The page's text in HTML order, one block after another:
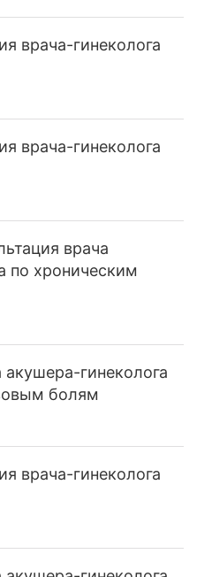
врача-гинеколога
врача-гинеколога
врача
по хроническим
акушера-гинеколога
болям
врача-гинеколога